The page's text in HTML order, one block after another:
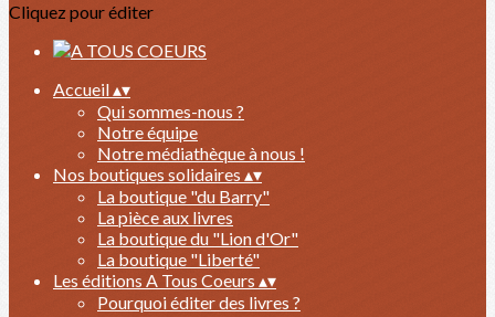
Cliquez pour éditer
Accueil▴▾
Qui sommes-nous ?
Notre équipe
Notre médiathèque à nous !
Nos boutiques solidaires ▴▾
La boutique "du Barry"
La pièce aux livres
La boutique du "Lion d'Or"
La boutique "Liberté"
Les éditions A Tous Coeurs ▴▾
Pourquoi éditer des livres ?